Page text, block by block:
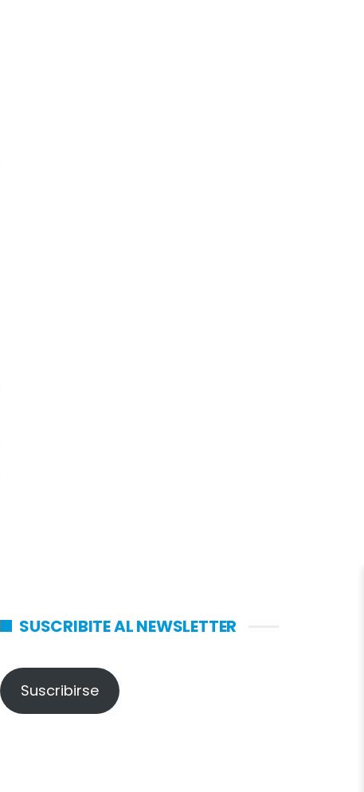
SUSCRIBITE AL NEWSLETTER
Suscribirse